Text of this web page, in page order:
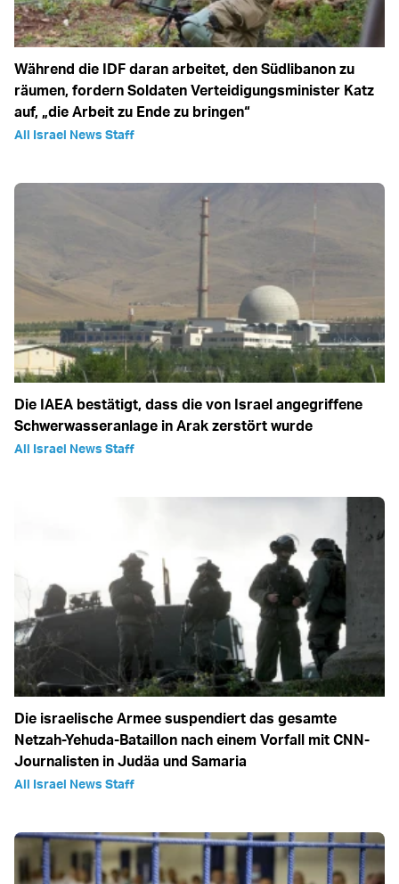
Während die IDF daran arbeitet, den Südlibanon zu
räumen, fordern Soldaten Verteidigungsminister Katz
auf, „die Arbeit zu Ende zu bringen“
All Israel News Staff
Die IAEA bestätigt, dass die von Israel angegriffene
Schwerwasseranlage in Arak zerstört wurde
All Israel News Staff
Die israelische Armee suspendiert das gesamte
Netzah-Yehuda-Bataillon nach einem Vorfall mit CNN-
Journalisten in Judäa und Samaria
All Israel News Staff